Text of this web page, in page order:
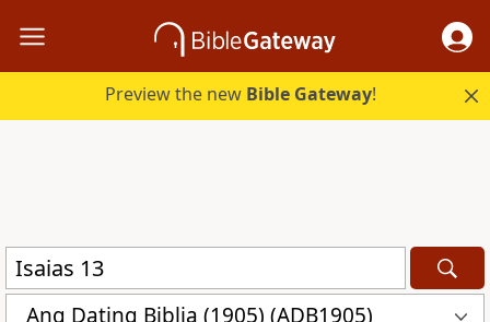
Preview the new Bible Gateway!
Ang Dating Biblia (1905) (ADB1905)